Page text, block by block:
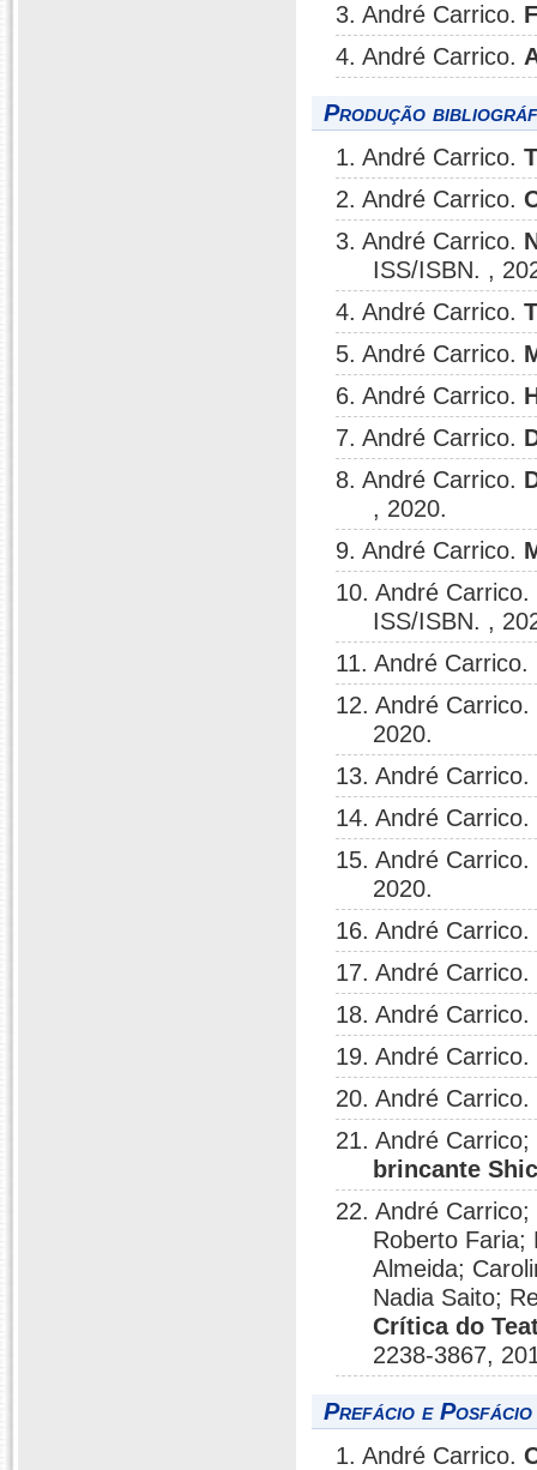
3. André Carrico.
4. André Carrico.
Produção
1. André Carrico.
2. André Carrico.
3. André Carrico.
ISS/ISBN. ,
4. André Carrico.
5. André Carrico.
6. André Carrico.
7. André Carrico.
8. André Carrico.
, 2020.
9. André Carrico.
10. André Carrico.
ISS/ISBN. ,
11. André Carrico.
12. André Carrico.
2020.
13. André Carrico.
14. André Carrico.
15. André Carrico.
2020.
16. André Carrico.
17. André Carrico.
18. André Carrico.
19. André Carrico.
20. André Carrico.
21. André
brincante
22. André
Roberto Faria;
Almeida;
Nadia Saito;
Crítica do
2238-3867,
Prefácio e
1. André Carrico.